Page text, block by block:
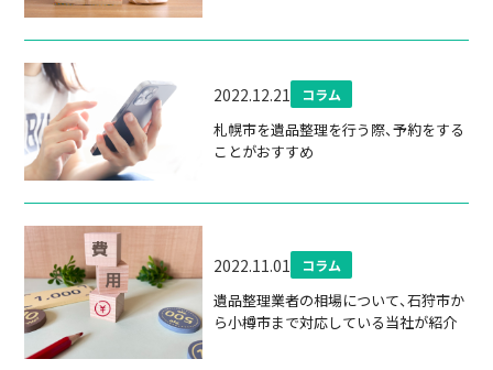
2022.12.21 コラム
札幌市を遺品整理を行う際、予約をする
ことがおすすめ
2022.11.01 コラム
遺品整理業者の相場について、石狩市か
ら小樽市まで対応している当社が紹介